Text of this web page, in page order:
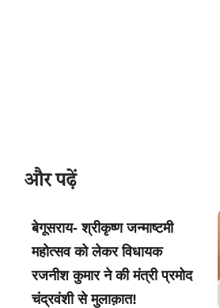
और पढ़ें
बेगूसराय- श्रीकृष्ण जन्माष्टमी
महोत्सव को लेकर विधायक
रजनीश कुमार ने की मंत्री प्रमोद
चंद्रवंशी से मुलाक़ात!